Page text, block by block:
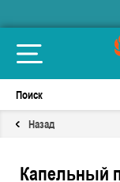
Назад
Капельный